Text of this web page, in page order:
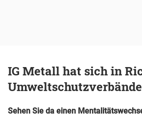
IG Metall hat sich in
Sehen Sie da einen